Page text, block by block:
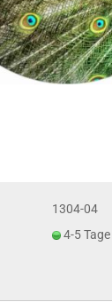
1304-04
4-5 Tage